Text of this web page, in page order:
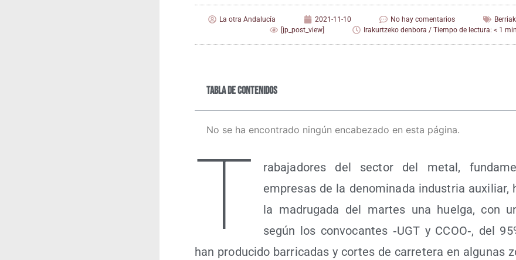
La otra Andalucía 2021-11-10 No hay comentarios Berriak
[jp_post_view]
Irakurtzeko denbora / Tiempo de lectura: < 1
Tabla de contenidos
No se ha encontrado ningún encabezado en esta página.
T
ra­ba­ja­do­res del sec­tor del metal,
empre­sas de la deno­mi­na­da indus­tria auxi­liar,
la madru­ga­da del mar­tes una huel­ga, con
según los con­vo­can­tes ‑UGT y CCOO‑, del
han pro­du­ci­do barri­ca­das y cor­tes de carre­te­ra en algu­nas